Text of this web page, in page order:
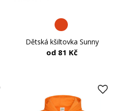
Dětská kšiltovka Sunny
od 81 Kč